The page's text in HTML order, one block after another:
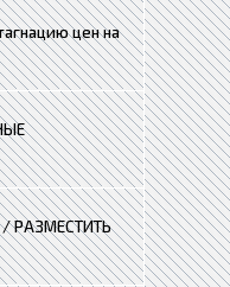
цен на
РАЗМЕСТИТЬ